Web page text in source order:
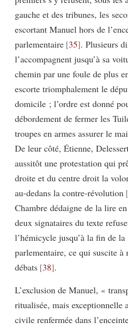
gauche et des tribunes, les
escortant Manuel hors de
parlementaire 35 . Plusieurs
l’accompagnent jusqu’à sa
chemin par une foule de plus
escorte triomphalement le
domicile ; l’ordre est donné
débordement de fermer les
troupes en armes assurer le
De leur côté, Étienne,
aussitôt une protestation qui
droite et du centre droit la
au-dedans la contre-révolution
Chambre dédaigne de la lire
deux signataires du texte
l’hémicycle jusqu’à la fin de la
parlementaire, ce qui suscite à
débats 38 .
L’exclusion de Manuel, «
ritualisée, mais exceptionnelle
civile renfermée dans